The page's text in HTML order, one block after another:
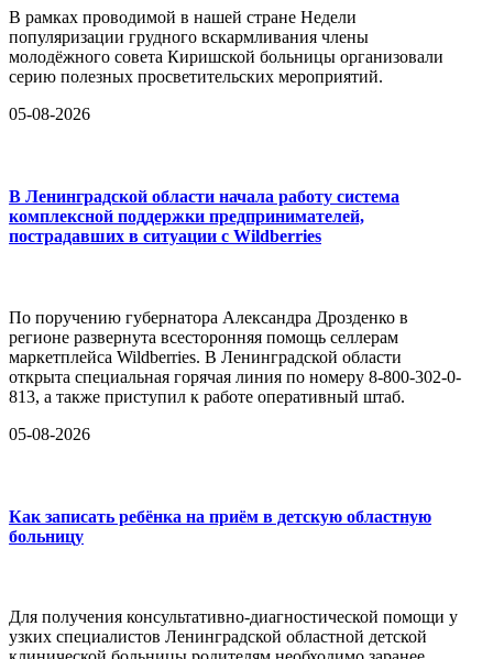
В рамках проводимой в нашей стране Недели
популяризации грудного вскармливания члены
молодёжного совета Киришской больницы организовали
серию полезных просветительских мероприятий.
05-08-2026
В Ленинградской области начала работу система
комплексной поддержки предпринимателей,
пострадавших в ситуации с Wildberries
По поручению губернатора Александра Дрозденко в
регионе развернута всесторонняя помощь селлерам
маркетплейса Wildberries. В Ленинградской области
открыта специальная горячая линия по номеру 8-800-302-0-
813, а также приступил к работе оперативный штаб.
05-08-2026
Как записать ребёнка на приём в детскую областную
больницу
Для получения консультативно-диагностической помощи у
узких специалистов Ленинградской областной детской